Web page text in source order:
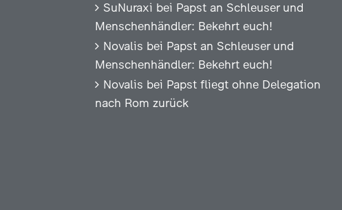
SuNuraxi bei Papst an Schleuser und
Menschenhändler: Bekehrt euch!
Novalis bei Papst an Schleuser und
Menschenhändler: Bekehrt euch!
Novalis bei Papst fliegt ohne Delegation
nach Rom zurück